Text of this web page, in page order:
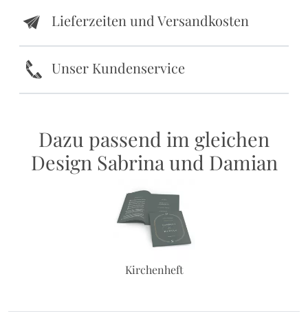
e Lieferzeiten und Versandkosten
k Unser Kundenservice
Dazu passend im gleichen
Design Sabrina und Damian
Kirchenheft